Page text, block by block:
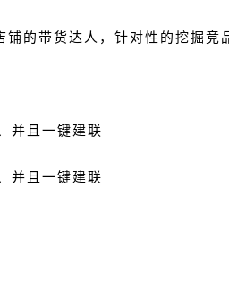
铺的带货达人，针对性的挖掘
并且一键建联
并且一键建联